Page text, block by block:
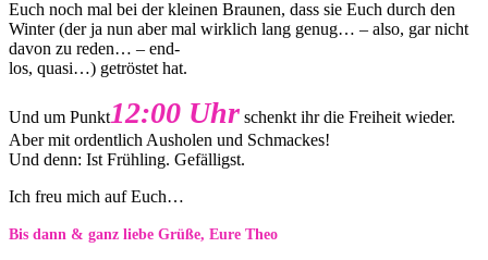
Euch noch mal bei der kleinen Braunen, dass sie Euch durch den
Winter (der ja nun aber mal wirklich lang genug… – also, gar nicht
davon zu reden… – end-
los, quasi…) getröstet hat.
Und um Punkt12:00 Uhr schenkt ihr die Freiheit wieder.
Aber mit ordentlich Ausholen und Schmackes!
Und denn: Ist Frühling. Gefälligst.
Ich freu mich auf Euch…
Bis dann & ganz liebe Grüße, Eure Theo